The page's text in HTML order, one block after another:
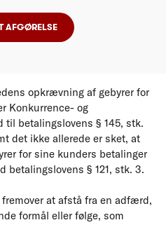
AFGØRELSE
opkrævning af gebyrer for
Konkurrence- og
til betalingslovens § 145, stk.
det ikke allerede er sket, at
for sine kunders betalinger
betalingslovens § 121, stk. 3.
at afstå fra en adfærd,
formål eller følge, som